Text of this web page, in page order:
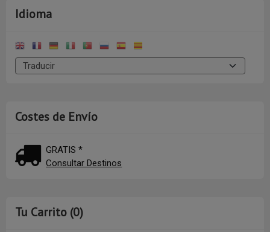
Idioma
Costes de Envío
GRATIS *
Consultar Destinos
Tu Carrito (0)